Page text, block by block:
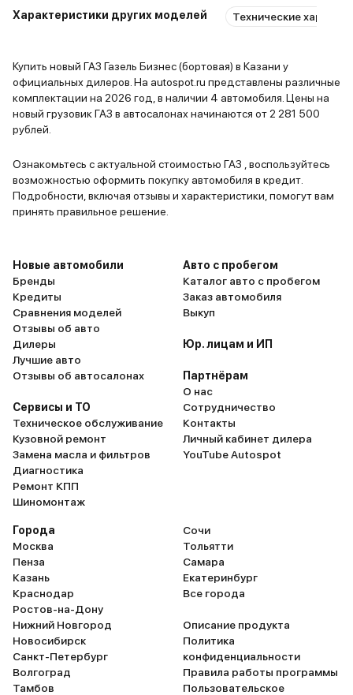
ГАЗ • Газель Бизнес (бортовая)
Белый 1 авто Чебоксары
2026
и еще 3 опции
2 317 500 ₽
ГАЗ • Газель Бизнес (бортовая)
Белый
и еще 3 опции
2 575 000 ₽
2 317 500 ₽
ГАЗ • Газель Бизнес (бортовая)
В наличии
хотя бы запчасти стоят не очень
легко заменить самому, а не
постоянно гонять в сервис.
Машина демонстрирует
отличную управляемость, так что
автопрому, а вот электроника
сыровата. Планирую еще пару лет
погонять, а потом заменю на что-
и удобное
пластика,
можно
сразу ее
Характеристики других моделей Технические
Купить новый ГАЗ Газель Бизнес (бортовая) в Казани у
официальных дилеров. На autospot.ru представлены различные
комплектации на 2026 год, в наличии 4 автомобиля. Цены на
новый грузовик ГАЗ в автосалонах начинаются от 2 281 500
рублей.
Ознакомьтесь с актуальной стоимостью ГАЗ , воспользуйтесь
возможностью оформить покупку автомобиля в кредит.
Подробности, включая отзывы и характеристики, помогут вам
принять правильное решение.
Новые автомобили
Бренды
Кредиты
Сравнения моделей
Отзывы об авто
Дилеры
Лучшие авто
Отзывы об автосалонах
Сервисы и ТО
Техническое обслуживание
Кузовной ремонт
Замена масла и фильтров
Диагностика
Ремонт КПП
Шиномонтаж
Авто с пробегом
Каталог авто с пробегом
Заказ автомобиля
Выкуп
Юр. лицам и ИП
Партнёрам
О нас
Сотрудничество
Контакты
Личный кабинет дилера
YouTube Autospot
Города
Москва
Пенза
Казань
Краснодар
Ростов-на-Дону
Нижний Новгород
Новосибирск
Санкт-Петербург
Волгоград
Тамбов
Сочи
Тольятти
Самара
Екатеринбург
Все города
Описание продукта
Политика
конфиденциальности
Правила работы программы
Пользовательское